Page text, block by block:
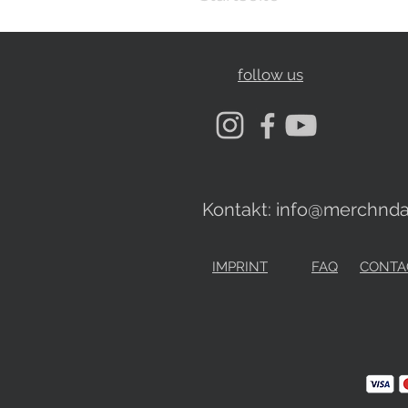
follow us
Kontakt:
IMPRINT FAQ